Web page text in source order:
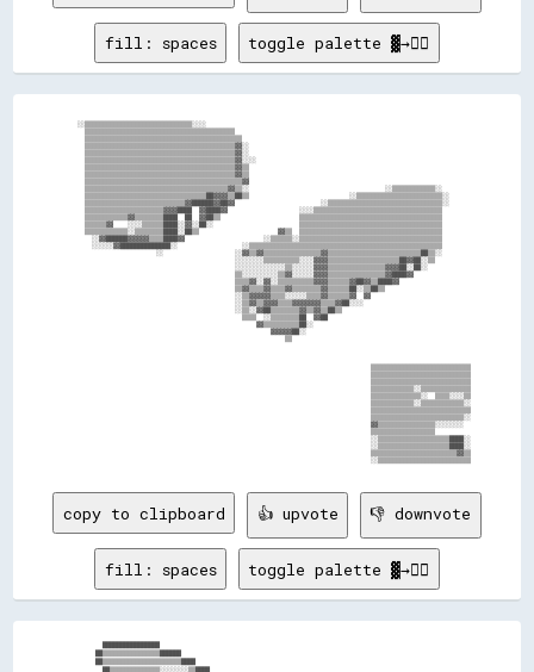
fill: spaces toggle palette ▓→✊🏽
    ░░▒▒▒▒▒▒▒▒▒▒▒▒▒▒▒▒▒▒▒▒▒▒▒▒▒▒▒▒▒▒░░░░
      ▒▒▒▒▒▒▒▒▒▒▒▒▒▒▒▒▒▒▒▒▒▒▒▒▒▒▒▒▒▒▒▒▒▒▒▒▒▒▒▒▒▒▓▓░░
      ▒▒▒▒▒▒▒▒▒▒▒▒▒▒▒▒▒▒▒▒▒▒▒▒▒▒▒▒▒▒▒▒▒▒▒▒▒▒▒▒▒▒▓▓░░
      ▒▒▒▒▒▒▒▒▒▒▒▒▒▒▒▒▒▒▒▒▒▒▒▒▒▒▒▒▒▒▒▒▒▒▒▒▒▒▒▒▒▒▓▓░░░░
      ▒▒▒▒▒▒▒▒▒▒▒▒▒▒▒▒▒▒▒▒▒▒▒▒▒▒▒▒▒▒▒▒▒▒▒▒▒▒▒▒▒▒▓▓▒▒
      ▒▒▒▒▒▒▒▒▒▒▒▒▒▒▒▒▒▒▒▒▒▒▒▒▒▒▒▒▒▒▒▒▒▒▒▒▒▒▒▒▒▒▓▓▒▒
      ▒▒▒▒▒▒▒▒▒▒▒▒▒▒▒▒▒▒▒▒▒▒▒▒▒▒▒▒▒▒▒▒▒▒▒▒▒▒▒▒▒▒▒▒▓▓
      ▒▒▒▒▒▒▒▒▒▒▒▒▒▒▒▒▒▒▒▒▒▒▒▒▒▒▒▒▒▒▒▒▒▒▒▒▒▒▒▒▓▓▒▒░░                                      ░░▒▒▒▒▒▒▒▒▒▒▒▒░░
      ▒▒▒▒▒▒▒▒▒▒▒▒▒▒▒▒▒▒▒▒▒▒▒▒▒▒▒▒▒▒▒▒▒▒██▓▓▓▓▒▒██▒▒                            ░░▒▒▒▒▒▒▒▒▒▒▒▒▒▒▒▒▒▒▒▒▒▒▒▒░░
      ▒▒▒▒▒▒▒▒▒▒▒▒▒▒▒▒▒▒▒▒▒▒▒▒▒▒▒▒▓▓██████▓▓██▓▓                        ░░▒▒▒▒▒▒▒▒▒▒▒▒▒▒▒▒▒▒▒▒▒▒▒▒▒▒▒▒▒▒▒▒░░
      ▒▒▒▒▒▒▒▒▒▒▒▒▒▒▒▒▒▒▒▒▒▒▓▓▓▓████  ▓▓████▓▓                    ░░░░▒▒▒▒▒▒▒▒▒▒▒▒▒▒▒▒▒▒▒▒▒▒▒▒▒▒▒▒▒▒▒▒▒▒▒▒
      ▒▒▒▒▒▒▒▒▒▒▒▒▓▓▒▒▒▒▒▒▒▒████  ██  ▓▓██▒▒                      ▒▒▒▒▒▒▒▒▒▒▒▒▒▒▒▒▒▒▒▒▒▒▒▒▒▒▒▒▒▒▒▒▒▒▒▒▒▒▒▒
      ▒▒▒▒▒▒▓▓    ░░░░▒▒▒▒▒▒████░░▓▓░░██░░                        ▒▒▒▒▒▒▒▒▒▒▒▒▒▒▒▒▒▒▒▒▒▒▒▒▒▒▒▒▒▒▒▒▒▒▒▒▒▒▒▒
      ▒▒▒▒▒▒▒▒▒▒▒▒░░▒▒▒▒▒▒▒▒████░░██▒▒                      ▓▓▒▒  ▒▒▒▒▒▒▒▒▒▒▒▒▒▒▒▒▒▒▒▒▒▒▒▒▒▒▒▒▒▒▒▒▒▒▒▒▒▒▒▒
        ░░▓▓██████▓▓▓▓▓▓▒▒▒▒████▓▓                      ░░▒▒▒▒▒▒░░▒▒▒▒▒▒▒▒▒▒▒▒▒▒▒▒▒▒▒▒▒▒▒▒▒▒▒▒▒▒▒▒▒▒▒▒▒▒▒▒
        ░░░░░░▓▓██████████████░░                  ░░▒▒▒▒▒▒▒▒▒▒▒▒▒▒▒▒▒▒▒▒▒▒▒▒▒▒▒▒▒▒▒▒▒▒▒▒▒▒▒▒▒▒▒▒▒▒▒▒▒▒▒▒▒▒
                          ░░                    ░░▓▓▒▒▓▓▒▒▒▒▒▒▒▒▒▒▒▒▒▒▒▒▓▓▒▒▒▒▒▒▒▒▒▒▒▒▒▒▒▒▒▒▒▒▒▒▒▒▒▒██▒▒░░
                                                ░░░░░░░░▒▒▒▒▒▒▒▒▒▒░░░░▓▓▓▓▒▒▒▒▒▒▒▒▒▒▒▒▒▒▒▒▒▒▒▒██▓▓██░░▒▒
                                                ░░░░░░░░░░░░░░▒▒░░░░░░▓▓▓▓▒▒▒▒▒▒▒▒▒▒▒▒▒▒▒▒▓▓▓▓██░░██░░
                                                ▒▒░░░░░░░░░░▒▒▓▓░░░░░░▓▓▓▓▒▒▒▒▒▒▒▒▒▒▒▒▒▒▒▒▓▓████▓▓
                                                ▒▒▒▒▓▓░░▓▓░░▒▒▒▒▒▒▒▒▒▒▓▓▓▓▒▒▒▒▒▒▓▓██▓▓▒▒████▓▓
                                                ▒▒▓▓▒▒▒▒▓▓▒▒▒▒▓▓▒▒▒▒▒▒▒▒▓▓▒▒▒▒▒▒██░░▒▒██▒▒
                                                ░░▒▒▓▓▓▓▓▓▒▒▒▒░░░░░░▒▒▒▒▓▓▒▒▒▒▒▒▓▓  ▓▓
                                                ░░▒▒▓▓▒▒▓▓▓▓▒▒▒▒▓▓▓▓▓▓▓▓▒▒▒▒▓▓██░░░░
                                                ░░▒▒░░▓▓██▒▒▒▒▒▒▒▒▓▓▒▒▓▓▒▒██▒▒
                                                  ▒▒▒▒  ░░▒▒▒▒▒▒▒▒██  ▓▓██
                                                      ▓▓▒▒▒▒▒▒▒▒▒▒██░░
                                                          ▓▓▓▓▓▓██░░
                                                                                      ▒▒▒▒▒▒▒▒▒▒▒▒░░▒▒▒▒▒▒▒▒▒▒▒▒▒▒
                                                                                      ▒▒▒▒▒▒▒▒▒▒▒▒▒▒░░  ▒▒▒▒░░░░▒▒
                                                                                      ▒▒▒▒▒▒▒▒▒▒▒▒░░▒▒▒▒▒▒▒▒▒▒▒▒░░
                                                                                      ▒▒▒▒▒▒▒▒▒▒▒▒▒▒▒▒▒▒▒▒▒▒▒▒▒▒░░
                                                                                      ▓▓▒▒▒▒▒▒▒▒▒▒▒▒▒▒▒▒░░░░░░░░
                                                                                      ░░▒▒▒▒▒▒▒▒▒▒▒▒▒▒▒▒▒▒▒▒████░░
                                                                                      ░░▒▒▒▒▒▒▒▒▒▒▒▒▒▒▒▒▒▒▒▒████░░
                                                                                      ▒▒▒▒▒▒▒▒▒▒▒▒▒▒▒▒▒▒▒▒▒▒▒▒▓▓▒▒
copy to clipboard 👍 upvote 👎 downvote
fill: spaces toggle palette ▓→✊🏽
  ████████████████
██▒▒▒▒▒▒▒▒▒▒▒▒▒▒▒▒██████
██▒▒▒▒▒▒▒▒▒▒▒▒▒▒▒▒▒▒▒▒▒▒████
  ██▒▒▒▒▒▒▒▒▒▒▒▒▒▒░░░░░░░░▒▒████